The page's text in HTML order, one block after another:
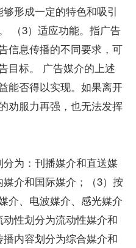
够形成一定的特色和吸引
（3）适应功能。指广告
信息传播的不同要求，可
目标。 广告媒介的上述
能否得以实现。如果离开
劝服力再强，也无法发挥
为：刊播媒介和直送媒
介和国际媒介；（3）按
介、电波媒介、感光媒介
性划分为流动性媒介和
内容划分为综合媒介和